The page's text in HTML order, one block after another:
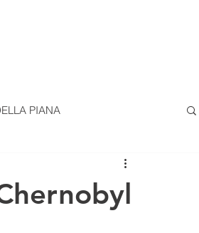
PIANA
ALIMENTAZIONE